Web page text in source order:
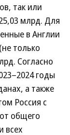
так или
млрд. Для
в Англии
только
Согласно
годы
а также
Россия с
общего
всех